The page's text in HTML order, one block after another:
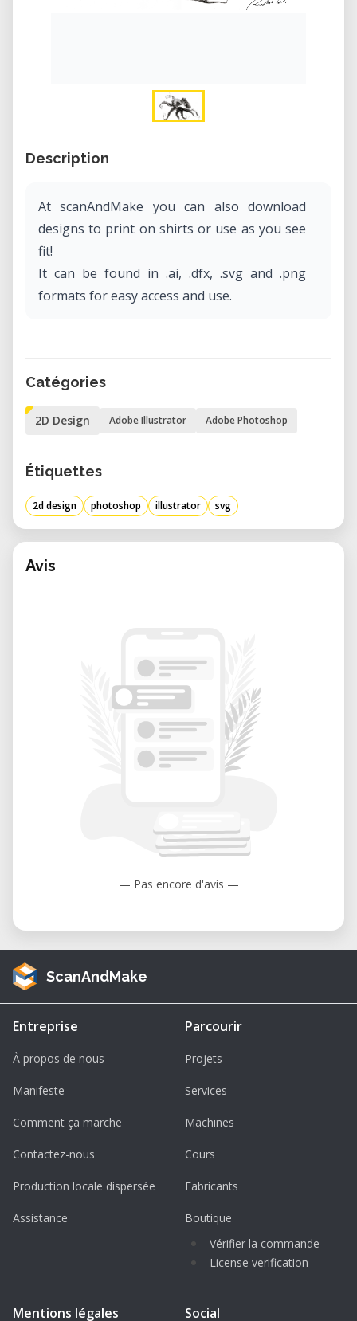
Description
At scanAndMake you can also download
designs to print on shirts or use as you see
fit!
It can be found in .ai, .dfx, .svg and .png
formats for easy access and use.
Catégories
2D Design Adobe Illustrator Adobe Photoshop
Étiquettes
2d design photoshop illustrator svg
Avis
— Pas encore d'avis —
ScanAndMake
Entreprise
À propos de nous
Manifeste
Comment ça marche
Contactez-nous
Production locale dispersée
Assistance
Parcourir
Projets
Services
Machines
Cours
Fabricants
Boutique
Vérifier la commande
License verification
Mentions légales Social